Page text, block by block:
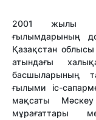
2001 жылы
ғылымдарының
Қазақстан
атындағы
басшыларының
ғылыми іс-
мақсаты
мұрағаттары